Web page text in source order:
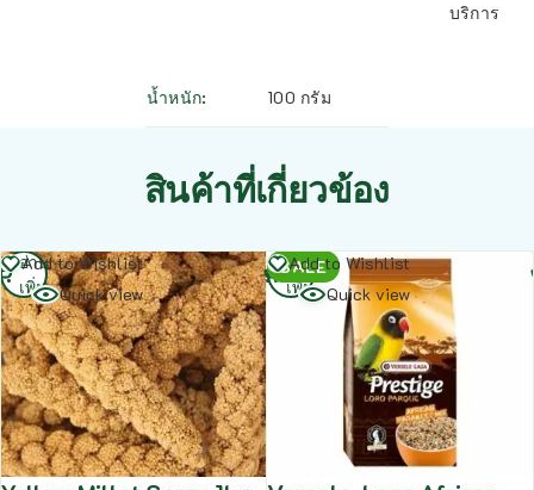
บริการ
น้ำหนัก 100 กรัม
สินค้าที่เกี่ยวข้อง
Add to Wishlist
Quick view
อ่าน
เพิ่ม
SALE
Add to Wishlist
Quick view
อ่าน
เพิ่ม